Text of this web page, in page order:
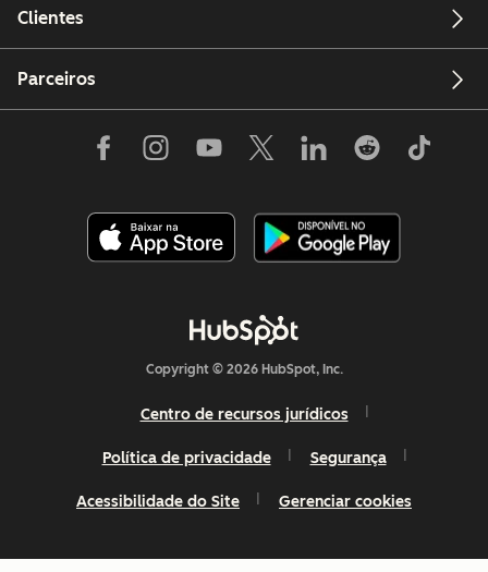
Clientes
Parceiros
Copyright © 2026 HubSpot, Inc.
Centro de recursos jurídicos
Política de privacidade Segurança
Acessibilidade do Site Gerenciar cookies